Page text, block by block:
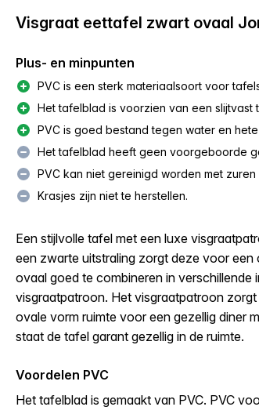
Visgraat eettafel zwart ovaal
Plus- en minpunten
PVC is een sterk materiaalsoort voor
Het tafelblad is voorzien van een
PVC is goed bestand tegen water en
Het tafelblad heeft geen voorgeboorde
PVC kan niet gereinigd worden met
Krasjes zijn niet te herstellen.
Een stijlvolle tafel met een luxe
een zwarte uitstraling zorgt deze voor
ovaal goed te combineren in verschillende
visgraatpatroon. Het visgraatpatroon
ovale vorm ruimte voor een gezellig diner
staat de tafel garant gezellig in de ruimte.
Voordelen PVC
Het tafelblad is gemaakt van PVC. PVC